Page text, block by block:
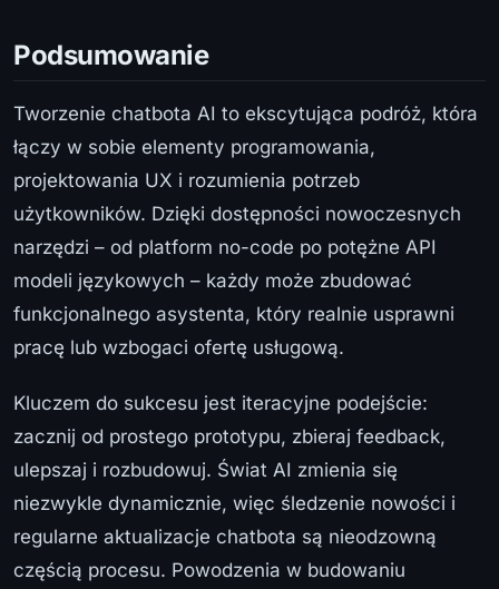
Podsumowanie
Tworzenie chatbota AI to ekscytująca podróż, która
łączy w sobie elementy programowania,
projektowania UX i rozumienia potrzeb
użytkowników. Dzięki dostępności nowoczesnych
narzędzi – od platform no-code po potężne API
modeli językowych – każdy może zbudować
funkcjonalnego asystenta, który realnie usprawni
pracę lub wzbogaci ofertę usługową.
Kluczem do sukcesu jest iteracyjne podejście:
zacznij od prostego prototypu, zbieraj feedback,
ulepszaj i rozbudowuj. Świat AI zmienia się
niezwykle dynamicznie, więc śledzenie nowości i
regularne aktualizacje chatbota są nieodzowną
częścią procesu. Powodzenia w budowaniu